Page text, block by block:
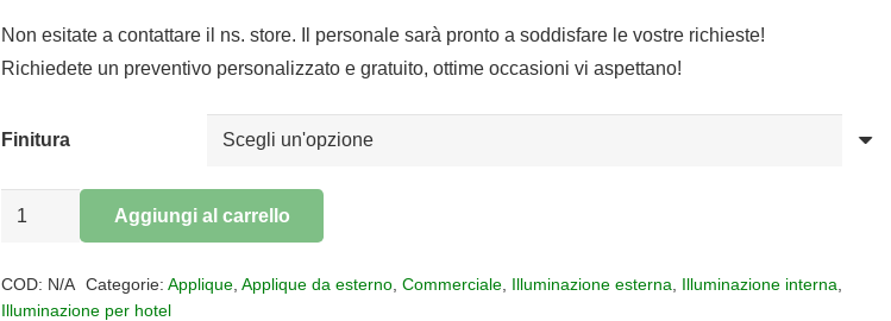
originale
era:
attuale
è:
Non esitate a contattare il ns. store. Il personale sarà pronto a soddisfare le vostre richieste!
Richiedete un preventivo personalizzato e gratuito, ottime occasioni vi aspettano!
Finitura
Applique
XENO
Aggiungi al carrello
COD: N/A Categorie: Applique, Applique da esterno, Commerciale, Illuminazione esterna Illuminazione interna
Illuminazione per hotel